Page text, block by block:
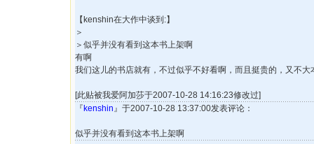
【kenshin在大作中谈到:】
＞
＞似乎并没有看到这本书上架啊
有啊
我们这儿的书店就有，不过似乎不好看啊，而且挺贵的，又不大
[此贴被我爱阿加莎于2007-10-28 14:16:23修改过]
『 kenshin』于2007-10-28 13:37:00发表评论：
似乎并没有看到这本书上架啊